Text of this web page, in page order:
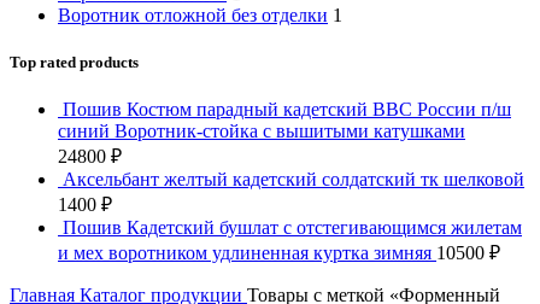
Воротник отложной без отделки 1
Top rated products
Пошив Костюм парадный кадетский ВВС России п/ш
синий Воротник-стойка с вышитыми катушками
24800 ₽
Аксельбант желтый кадетский солдатский тк шелковой
1400 ₽
Пошив Кадетский бушлат с отстегивающимся жилетам
и мех воротником удлиненная куртка зимняя 10500 ₽
Главная Каталог продукции Товары с меткой «Форменный